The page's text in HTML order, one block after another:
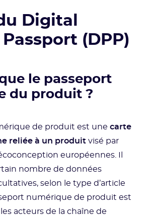
Digital
(DPP)
le passeport
du produit ?
de produit est une carte
reliée à un produit visé par
européennes. Il
nombre de données
selon le type d’article
numérique de produit est
acteurs de la chaîne de